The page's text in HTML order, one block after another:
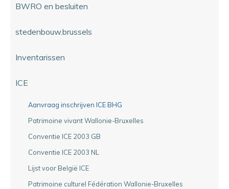
BWRO en besluiten
stedenbouw.brussels
Inventarissen
ICE
Aanvraag inschrijven ICE BHG
Patrimoine vivant Wallonie-Bruxelles
Conventie ICE 2003 GB
Conventie ICE 2003 NL
Lijst voor België ICE
Patrimoine culturel Fédération Wallonie-Bruxelles